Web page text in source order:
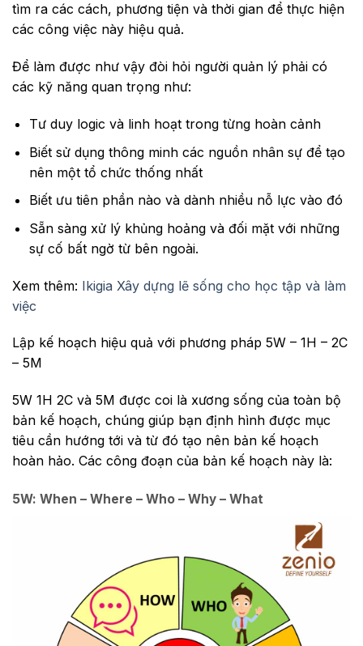
tìm ra các cách, phương tiện và thời gian để thực hiện
các công việc này hiệu quả.
Để làm được như vậy đòi hỏi người quản lý phải có
các kỹ năng quan trọng như:
Tư duy logic và linh hoạt trong từng hoàn cảnh
Biết sử dụng thông minh các nguồn nhân sự để tạo
nên một tổ chức thống nhất
Biết ưu tiên phần nào và dành nhiều nỗ lực vào đó
Sẵn sàng xử lý khủng hoảng và đối mặt với những
sự cố bất ngờ từ bên ngoài.
Xem thêm: Ikigia Xây dựng lẽ sống cho học tập và làm
việc
Lập kế hoạch hiệu quả với phương pháp 5W – 1H – 2C
– 5M
5W 1H 2C và 5M được coi là xương sống của toàn bộ
bản kế hoạch, chúng giúp bạn định hình được mục
tiêu cần hướng tới và từ đó tạo nên bản kế hoạch
hoàn hảo. Các công đoạn của bản kế hoạch này là:
5W: When – Where – Who – Why – What